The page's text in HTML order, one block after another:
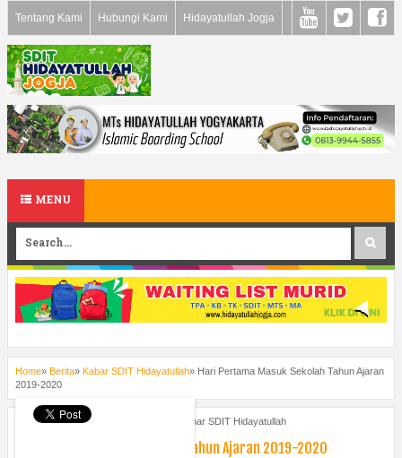
Tentang Kami Hubungi Kami Hidayatullah Jogja
MENU
Home» Berita» Kabar SDIT Hidayatullah» Hari Pertama Masuk Sekolah Tahun Ajaran
2019-2020
Monday, July 15, 2019 Kabar SDIT Hidayatullah
Hari Pertama Masuk Sekolah Tahun Ajaran 2019-2020